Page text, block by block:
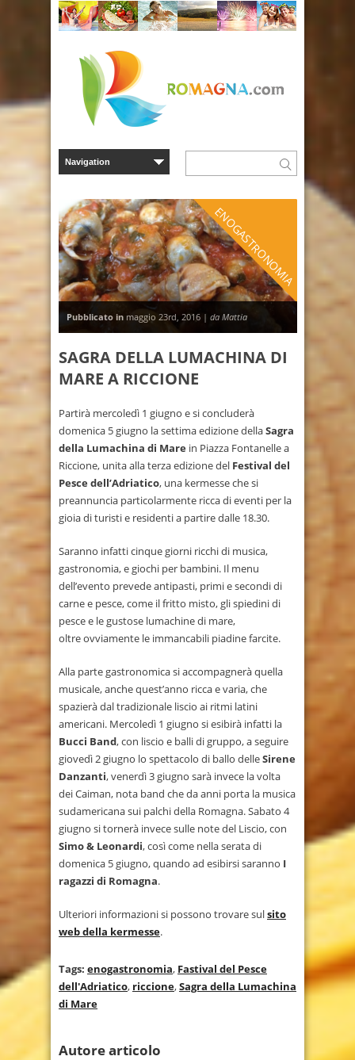
ENOGASTRONOMIA
Pubblicato in maggio 23rd, 2016 | da Mattia
SAGRA DELLA LUMACHINA DI
MARE A RICCIONE
Partirà mercoledì 1 giugno e si concluderà
domenica 5 giugno la settima edizione dellaSagra
della Lumachina di Mare in Piazza Fontanelle a
Riccione, unita alla terza edizione del Festival del
Pesce dell’Adriatico, una kermesse che si
preannuncia particolarmente ricca di eventi per la
gioia di turisti e residenti a partire dalle 18.30.
Saranno infatti cinque giorni ricchi di musica,
gastronomia, e giochi per bambini. Il menu
dell’evento prevede antipasti, primi e secondi di
carne e pesce, come il fritto misto, gli spiedini di
pesce e le gustose lumachine di mare,
oltre ovviamente le immancabili piadine farcite.
Alla parte gastronomica si accompagnerà quella
musicale, anche quest’anno ricca e varia, che
spazierà dal tradizionale liscio ai ritmi latini
americani. Mercoledì 1 giugno si esibirà infatti la
Bucci Band, con liscio e balli di gruppo, a seguire
giovedì 2 giugno lo spettacolo di ballo delleSirene
Danzanti, venerdì 3 giugno sarà invece la volta
dei Caiman, nota band che da anni porta la musica
sudamericana sui palchi della Romagna. Sabato 4
giugno si tornerà invece sulle note del Liscio, con
Simo & Leonardi, così come nella serata di
domenica 5 giugno, quando ad esibirsi saranno I
ragazzi di Romagna.
Ulteriori informazioni si possono trovare sulsito
web della kermesse.
Tags: enogastronomia, Fastival del Pesce
dell'Adriatico, riccione,Sagra della Lumachina
di Mare
Autore articolo